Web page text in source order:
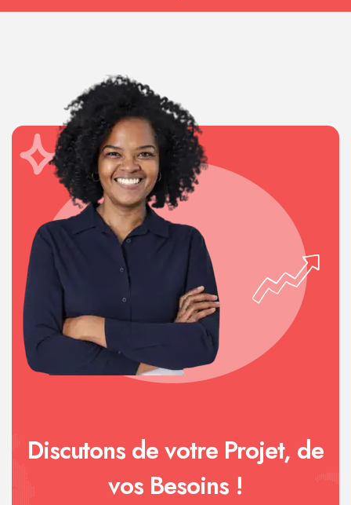
Discutons de votre Projet, de
vos Besoins !